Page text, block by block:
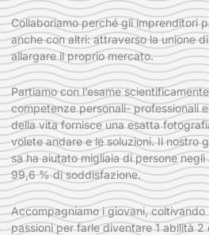
Collaboriamo perché gli imprenditori
anche con altri: attraverso la unione
allargare il proprio mercato.
Partiamo con l’esame
competenze personali- professionali
della vita fornisce una esatta
volete andare e le soluzioni. Il nostro
sa ha aiutato migliaia di persone
99,6 % di soddisfazione.
Accompagniamo i giovani, coltivando
passioni per farle diventare 1 abilità